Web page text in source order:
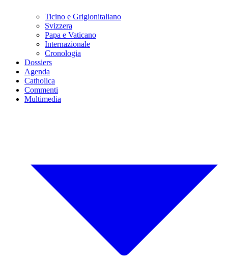
Ticino e Grigionitaliano
Svizzera
Papa e Vaticano
Internazionale
Cronologia
Dossiers
Agenda
Catholica
Commenti
Multimedia